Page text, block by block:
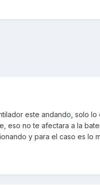
este andando, solo
eso no te afectara a la
y para el caso es lo